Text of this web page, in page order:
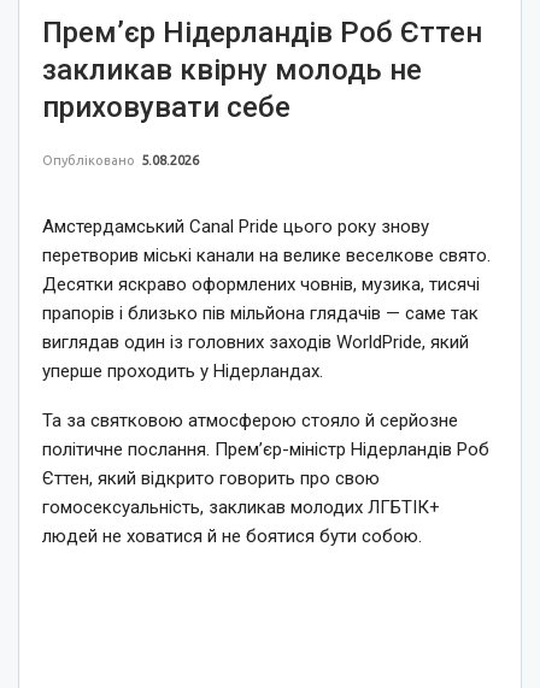
Прем’єр Нідерландів Роб Єттен
закликав квірну молодь не
приховувати себе
Опубліковано 5.08.2026
Амстердамський Canal Pride цього року знову
перетворив міські канали на велике веселкове свято.
Десятки яскраво оформлених човнів, музика, тисячі
прапорів і близько пів мільйона глядачів — саме так
виглядав один із головних заходів WorldPride, який
уперше проходить у Нідерландах.
Та за святковою атмосферою стояло й серйозне
політичне послання. Прем’єр-міністр Нідерландів Роб
Єттен, який відкрито говорить про свою
гомосексуальність, закликав молодих ЛГБТІК+
людей не ховатися й не боятися бути собою.